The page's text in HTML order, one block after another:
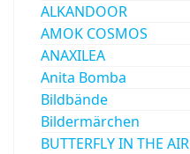
ALKANDOOR
AMOK COSMOS
ANAXILEA
Anita Bomba
Bildbände
Bildermärchen
BUTTERFLY IN THE AIR